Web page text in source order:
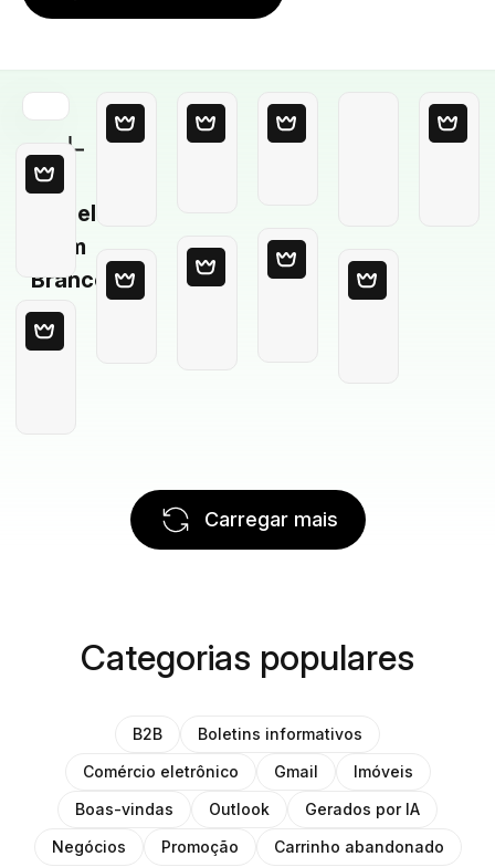
Modelo
em
Branco
Carregar mais
Categorias populares
B2B
Boletins informativos
Comércio eletrônico
Gmail
Imóveis
Boas-vindas
Outlook
Gerados por IA
Negócios
Promoção Carrinho abandonado